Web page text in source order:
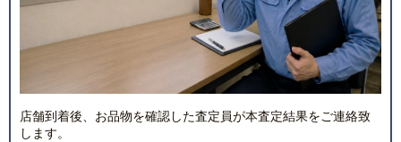
店舗到着後、お品物を確認した査定員が本査定結果をご連絡致
します。